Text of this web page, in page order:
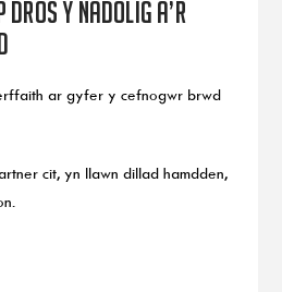
dros y Nadolig a’r
ar gyfer y cefnogwr brwd
cit, yn llawn dillad hamdden,